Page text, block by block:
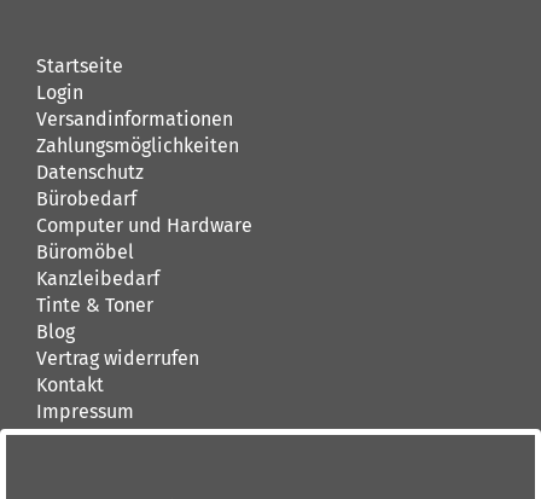
Startseite
Login
Versandinformationen
Zahlungsmöglichkeiten
Datenschutz
Bürobedarf
Computer und Hardware
Büromöbel
Kanzleibedarf
Tinte & Toner
Blog
Vertrag widerrufen
Kontakt
Impressum
AGB